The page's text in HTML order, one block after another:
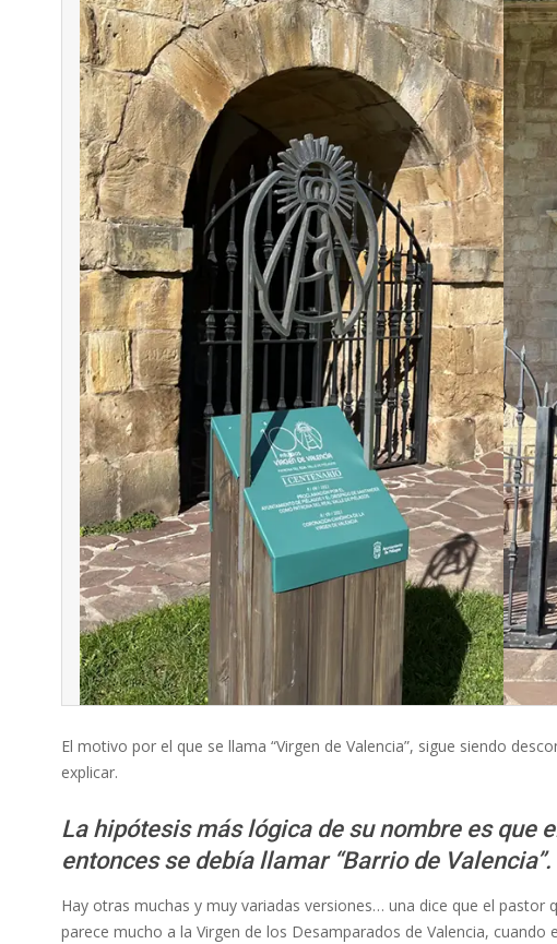
El motivo por el que se llama “Virgen de Valencia”, sigue siendo
explicar.
La hipótesis más lógica de su nombre es que
entonces se debía llamar “Barrio de Valencia”.
Hay otras muchas y muy variadas versiones… una dice que el
parece mucho a la Virgen de los Desamparados de Valencia,